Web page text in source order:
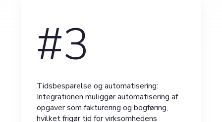
#3
Tidsbesparelse og automatisering:
Integrationen muliggør automatisering af
opgaver som fakturering og bogføring,
hvilket frigør tid for virksomhedens